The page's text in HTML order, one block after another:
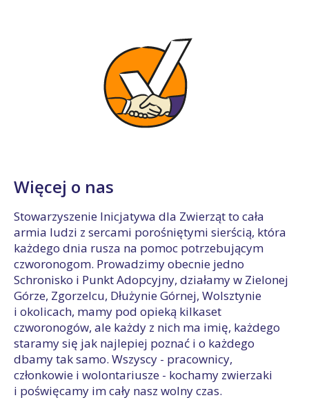
Więcej o nas
Stowarzyszenie Inicjatywa dla Zwierząt to cała
armia ludzi z sercami porośniętymi sierścią, która
każdego dnia rusza na pomoc potrzebującym
czworonogom. Prowadzimy obecnie jedno
Schronisko i Punkt Adopcyjny, działamy w Zielonej
Górze, Zgorzelcu, Dłużynie Górnej, Wolsztynie
i okolicach, mamy pod opieką kilkaset
czworonogów, ale każdy z nich ma imię, każdego
staramy się jak najlepiej poznać i o każdego
dbamy tak samo. Wszyscy - pracownicy,
członkowie i wolontariusze - kochamy zwierzaki
i poświęcamy im cały nasz wolny czas.